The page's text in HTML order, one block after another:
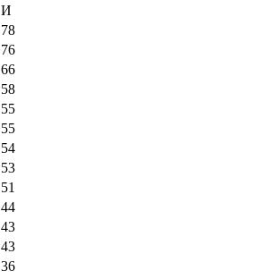
И
78
76
66
58
55
55
54
53
51
44
43
43
36